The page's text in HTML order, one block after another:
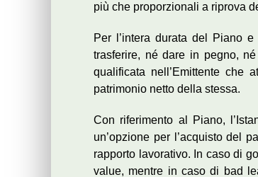
più che proporzionali a riprova
Per l’intera durata del Piano
trasferire, né dare in pegno,
qualificata nell’Emittente che
patrimonio netto della stessa.
Con riferimento al Piano,
un’opzione per l’acquisto del
rapporto lavorativo. In caso di
value, mentre in caso di bad